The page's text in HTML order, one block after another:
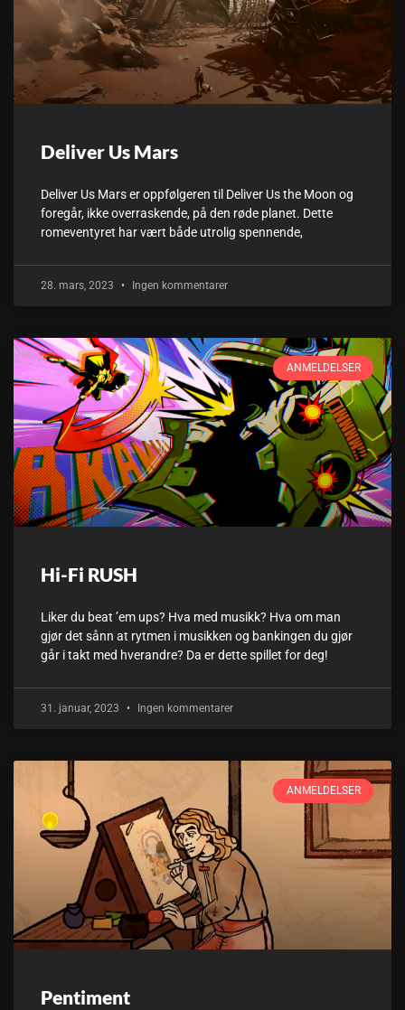
Deliver Us Mars
Deliver Us Mars er oppfølgeren til Deliver Us the Moon og
foregår, ikke overraskende, på den røde planet. Dette
romeventyret har vært både utrolig spennende,
28. mars, 2023 Ingen kommentarer
ANMELDELSER
Hi-Fi RUSH
Liker du beat ’em ups? Hva med musikk? Hva om man
gjør det sånn at rytmen i musikken og bankingen du gjør
går i takt med hverandre? Da er dette spillet for deg!
31. januar, 2023 Ingen kommentarer
ANMELDELSER
Pentiment